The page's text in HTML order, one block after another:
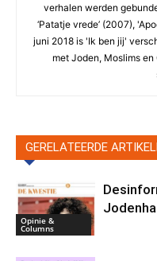
verhalen werden
‘Patatje vrede’ (2007),
juni 2018 is 'Ik ben jij'
met Joden, Moslims
GERELATEERDE
Opinie &
Columns